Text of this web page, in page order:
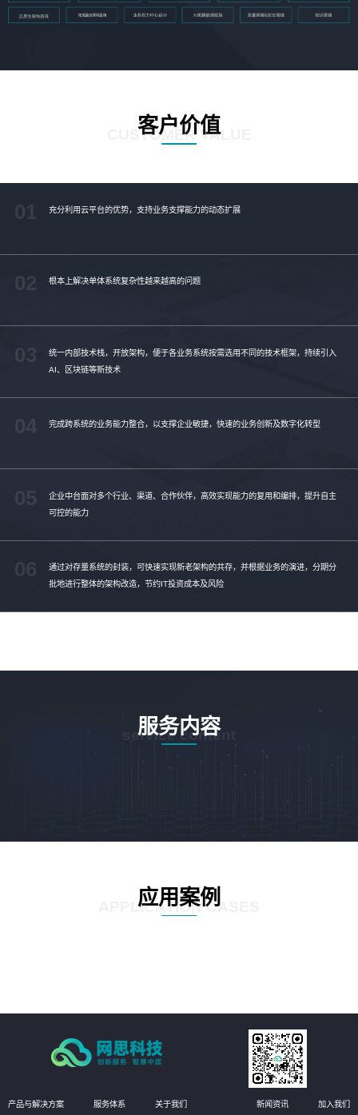
客户价值
CUSTOMER VALUE
充分利用云平台的优势，支持业务支撑能力的动态扩展
根本上解决单体系统复杂性越来越高的问题
02
统一内部技术栈，开放架构，便于各业务系统按需选用不同的技术框架，持续引入
AI、区块链等新技术
03
完成跨系统的业务能力整合，以支撑企业敏捷，快速的业务创新及数字化转型
企业中台面对多个行业、渠道、合作伙伴，高效实现能力的复用和编排，提升自主
可控的能力
05
通过对存量系统的封装，可快速实现新老架构的共存，并根据业务的演进，分期分
批地进行整体的架构改造，节约IT投资成本及风险
06
服务内容
service content
应用案例
APPLICATION CASES
产品与解决方案 服务体系 关于我们 新闻资讯 加入我们